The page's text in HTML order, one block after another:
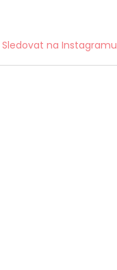
Sledovat na Instagramu